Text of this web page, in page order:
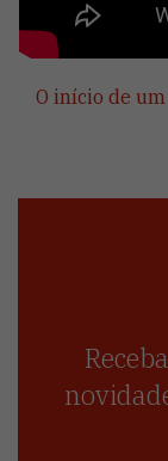
O início de